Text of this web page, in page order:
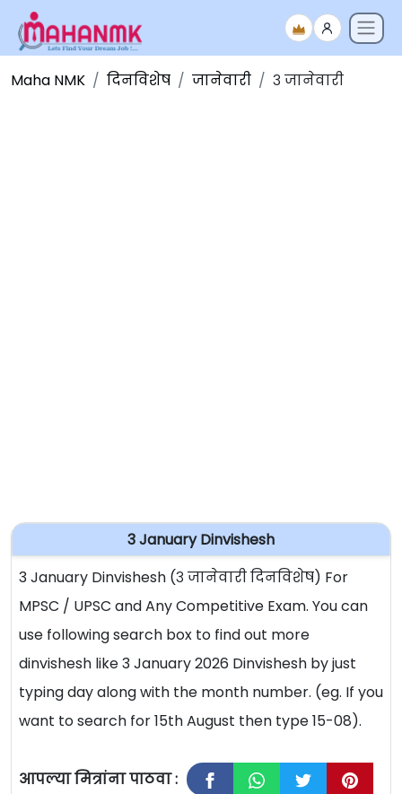
Maha NMK दिनविशेष जानेवारी ३ जानेवारी
3 January Dinvishesh
3 January Dinvishesh (३ जानेवारी दिनविशेष) For
MPSC / UPSC and Any Competitive Exam. You can
use following search box to find out more
dinvishesh like 3 January 2026 Dinvishesh by just
typing day along with the month number. (eg. If you
want to search for 15th August then type 15-08).
आपल्या मित्रांना पाठवा :